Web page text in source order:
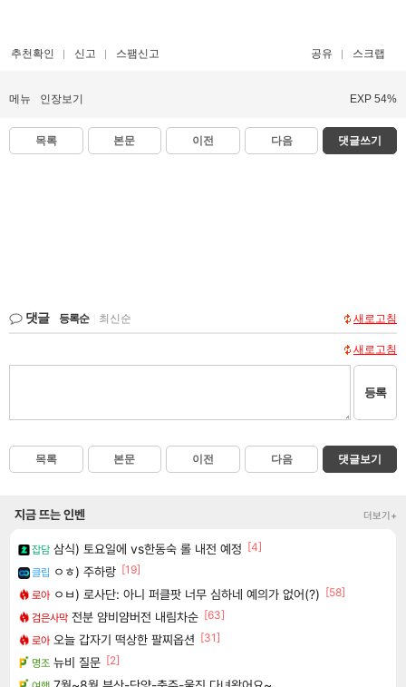
추천확인 신고 스팸신고 공유 스크랩
메뉴 인장보기 EXP 54%
목록 본문 이전 다음 댓글쓰기
댓글 등록순 최신순 새로고침
새로고침
등록
목록 본문 이전 다음 댓글보기
지금 뜨는 인벤 더보기+
잡담 삼식) 토요일에 vs한동숙 롤 내전 예정 [4]
클립 ㅇㅎ) 주하랑 [19]
로아 ㅇㅂ) 로사단: 아니 퍼클팟 너무 심하네 예의가 없어(?) [58]
검은사막 전분 얌비얌버전 내림차순 [63]
로아 오늘 갑자기 떡상한 팔찌옵션 [31]
명조 뉴비 질문 [2]